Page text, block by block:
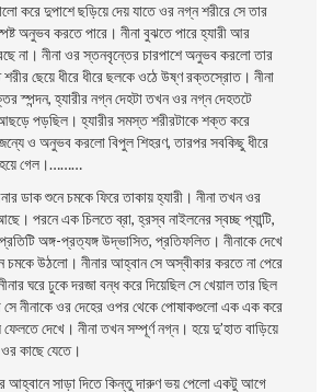
করে দুপাশে ছড়িয়ে দেয় যাতে ওর নগ্ন শরীরে সে তার
অনুভব করতে পারে। নীনা বুঝতে পারে হ্যারী আর
না। নীনা ওর স্তনবৃন্তের চারপাশে অনুভব করলাে তার
শরীর ছেয়ে ধীরে ধীরে ছলকে ওঠে উষ্ণ রক্তস্রোত। নীনা
স্পন্দন, হ্যারীর নগ্ন দেহটা তখন ওর নগ্ন দেহতটে
পড়ছিল। হ্যারীর সমস্ত শরীরটাকে শক্ত করে
ও অনুভব করলাে বিপুল শিহরণ, তারপর সবকিছু ধীরে
হয়ে গেল।………
ডাক শুনে চমকে ফিরে তাকায় হ্যারী। নীনা তখন ওর
পরনে এক চিলতে ব্রা, হ্রস্ব নাইলনের স্বচ্ছ প্যান্টি,
অঙ্গ-প্রত্যঙ্গ উদ্ভাসিত, প্রতিফলিত। নীনাকে দেখে
চমকে উঠলাে। নীনার আহ্বান সে অস্বীকার করতে না পেরে
ঘরে ঢুকে দরজা বন্ধ করে দিয়েছিল সে খেয়াল তার ছিল
সে নীনাকে ওর দেহের ওপর থেকে পােষাকগুলাে এক এক করে
দেখে। নীনা তখন সম্পূর্ণ নগ্ন। হয়ে দু’হাত বাড়িয়ে
কাছে যেতে।
আহ্বানে সাড়া দিতে কিন্তু দারুণ ভয় পেলাে একটু আগে